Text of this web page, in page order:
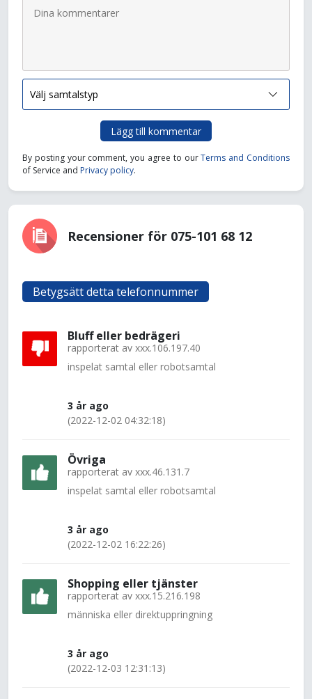
Lägg till kommentar
By posting your comment, you agree to ourTerms and Conditions
of Service and Privacy policy.
Recensioner för 075-101 68 12
Betygsätt detta telefonnummer
Bluff eller bedrägeri
rapporterat av xxx.106.197.40
inspelat samtal eller robotsamtal
3 år ago
(2022-12-02 04:32:18)
Övriga
rapporterat av xxx.46.131.7
inspelat samtal eller robotsamtal
3 år ago
(2022-12-02 16:22:26)
Shopping eller tjänster
rapporterat av xxx.15.216.198
människa eller direktuppringning
3 år ago
(2022-12-03 12:31:13)